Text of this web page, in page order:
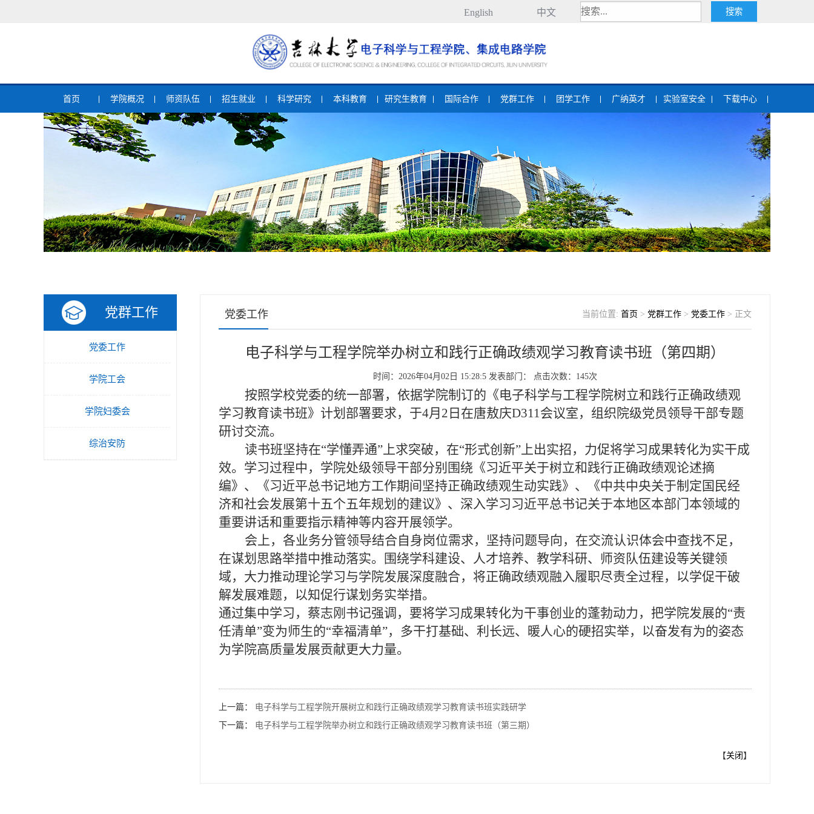
English 中文
首页 学院概况 师资队伍 招生就业 科学研究 本科教育 研究生教育 国际合作 党群工作 团学工作 广纳英才 实验室安全 下载中心
党群工作
党委工作
学院工会
学院妇委会
综治安防
党委工作 当前位置: 首页 > 党群工作 > 党委工作 > 正文
电子科学与工程学院举办树立和践行正确政绩观学习教育读书班（第四期）
时间：2026年04月02日 15:28:5 发表部门： 点击次数： 145次
按照学校党委的统一部署，依据学院制订的《电子科学与工程学院树立和践行正确政绩观
学习教育读书班》计划部署要求，于4月 2 日在唐敖庆D311会议室，组织院级党员领导干部专题
研讨交流。
读书班坚持在“学懂弄通”上求突破，在“形式创新”上出实招，力促将学习成果转化为实干成
效。学习过程中，学院处级领导干部分别围绕《习近平关于树立和践行正确政绩观论述摘
编》、《习近平总书记地方工作期间坚持正确政绩观生动实践》、《中共中央关于制定国民经
济和社会发展第十五个五年规划的建议》、深入学习习近平总书记关于本地区本部门本领域的
重要讲话和重要指示精神等内容开展领学。
会上，各业务分管领导结合自身岗位需求，坚持问题导向，在交流认识体会中查找不足，
在谋划思路举措中推动落实。围绕学科建设、人才培养、教学科研、师资队伍建设等关键领
域，大力推动理论学习与学院发展深度融合，将正确政绩观融入履职尽责全过程，以学促干破
解发展难题，以知促行谋划务实举措。
通过集中学习，蔡志刚书记强调，要将学习成果转化为干事创业的蓬勃动力，把学院发展的“责
任清单”变为师生的“幸福清单”，多干打基础、利长远、暖人心的硬招实举，以奋发有为的姿态
为学院高质量发展贡献更大力量。
上一篇：
电子科学与工程学院开展树立和践行正确政绩观学习教育读书班实践研学
下一篇：
电子科学与工程学院举办树立和践行正确政绩观学习教育读书班（第三期）
【关闭 】